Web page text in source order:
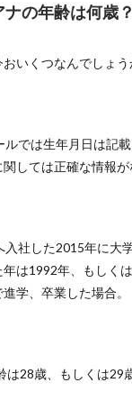
の年齢は何歳？
いくつなんでしょう
では生年月日は記
しては正確な情報が
入社した2015年に大
年は1992年、もしく
学、卒業した場合。
は28歳、もしくは29